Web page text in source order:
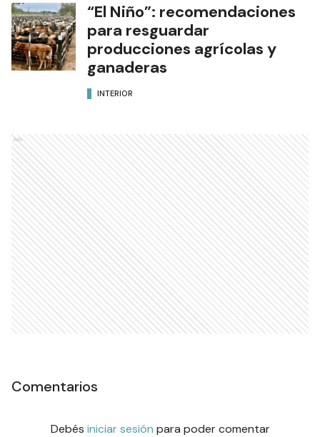
“El Niño”: recomendaciones
para resguardar
producciones agrícolas y
ganaderas
INTERIOR
Ads
Comentarios
Debés iniciar sesión para poder comentar